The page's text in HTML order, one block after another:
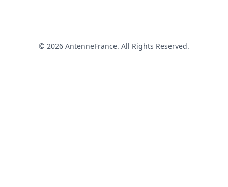
© 2026 AntenneFrance. All Rights Reserved.